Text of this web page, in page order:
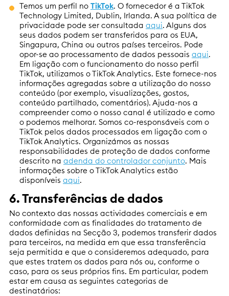
Temos um perfil no TikTok. O fornecedor é a TikTok
Technology Limited, Dublin, Irlanda. A sua política de
privacidade pode ser consultada aqui. Alguns dos
seus dados podem ser transferidos para os EUA,
Singapura, China ou outros países terceiros. Pode
opor-se ao processamento de dados pessoais aqui.
Em ligação com o funcionamento do nosso perfil
TikTok, utilizamos o TikTok Analytics. Este fornece-nos
informações agregadas sobre a utilização do nosso
conteúdo (por exemplo, visualizações, gostos,
conteúdo partilhado, comentários). Ajuda-nos a
compreender como o nosso canal é utilizado e como
o podemos melhorar. Somos co-responsáveis com o
TikTok pelos dados processados em ligação com o
TikTok Analytics. Organizámos as nossas
responsabilidades de proteção de dados conforme
descrito na adenda do controlador conjunto. Mais
informações sobre o TikTok Analytics estão
disponíveis aqui.
6. Transferências de dados
No contexto das nossas actividades comerciais e em
conformidade com as finalidades do tratamento de
dados definidas na Secção 3, podemos transferir dados
para terceiros, na medida em que essa transferência
seja permitida e que o consideremos adequado, para
que estes tratem os dados para nós ou, conforme o
caso, para os seus próprios fins. Em particular, podem
estar em causa as seguintes categorias de
destinatários: